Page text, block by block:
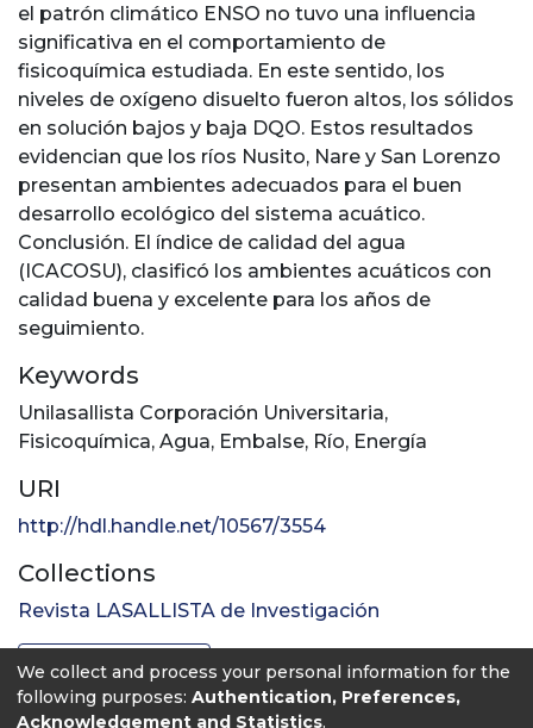
el patrón climático ENSO no tuvo una influencia
significativa en el comportamiento de
fisicoquímica estudiada. En este sentido, los
niveles de oxígeno disuelto fueron altos, los sólidos
en solución bajos y baja DQO. Estos resultados
evidencian que los ríos Nusito, Nare y San Lorenzo
presentan ambientes adecuados para el buen
desarrollo ecológico del sistema acuático.
Conclusión. El índice de calidad del agua
(ICACOSU), clasificó los ambientes acuáticos con
calidad buena y excelente para los años de
seguimiento.
Keywords
Unilasallista Corporación Universitaria,
Fisicoquímica, Agua, Embalse, Río, Energía
URI
http://hdl.handle.net/10567/3554
Collections
Revista LASALLISTA de Investigación
Full item page
We collect and process your personal information for the
following purposes: Authentication, Preferences,
Acknowledgement and Statistics.